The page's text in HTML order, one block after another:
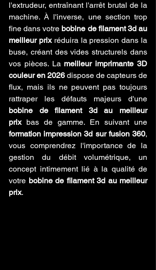
l'extrudeur, entraînant l'arrêt brutal de la
machine. À l'inverse, une section trop
fine dans votre bobine de filament 3d au
meilleur prix réduira la pression dans la
buse, créant des vides structurels dans
vos pièces. La meilleur imprimante 3D
couleur en 2026 dispose de capteurs de
flux, mais ils ne peuvent pas toujours
bobine de filament 3d au meilleur
prix
formation impression 3d sur fusion 360,
vous comprendrez l'importance de la
gestion du débit volumétrique, un
concept intimement lié à la qualité de
votre bobine de filament 3d au meilleur
prix.